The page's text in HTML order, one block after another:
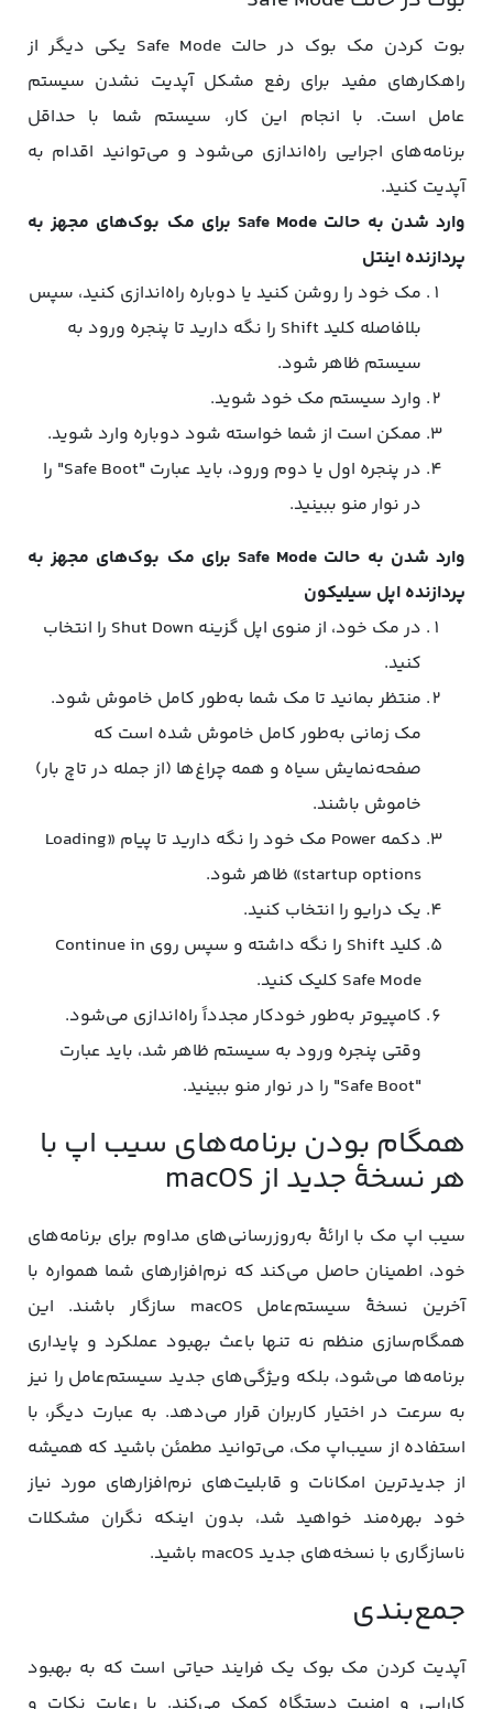
بوت کردن مک بوک در حالت Safe Mode یکی دیگر از
راهکارهای مفید برای رفع مشکل آپدیت نشدن سیستم
عامل است. با انجام این کار، سیستم شما با حداقل
برنامه‌های اجرایی راه‌اندازی می‌شود و می‌توانید اقدام به
آپدیت کنید.
وارد شدن به حالت Safe Mode برای مک بوک‌های مجهز به
پردازنده اینتل
مک خود را روشن کنید یا دوباره راه‌اندازی کنید، سپس
بلافاصله کلید Shift را نگه دارید تا پنجره ورود به
سیستم ظاهر شود.
وارد سیستم مک خود شوید.
ممکن است از شما خواسته شود دوباره وارد شوید.
در پنجره اول یا دوم ورود، باید عبارت "Safe Boot" را
در نوار منو ببینید.
وارد شدن به حالت Safe Mode برای مک بوک‌های مجهز به
پردازنده اپل سیلیکون
در مک خود، از منوی اپل گزینه Shut Down را انتخاب
کنید.
منتظر بمانید تا مک شما به‌طور کامل خاموش شود.
مک زمانی به‌طور کامل خاموش شده است که
صفحه‌نمایش سیاه و همه چراغ‌ها (از جمله در تاچ بار)
خاموش باشند.
دکمه Power مک خود را نگه دارید تا پیام «Loading
startup options» ظاهر شود.
یک درایو را انتخاب کنید.
کلید Shift را نگه داشته و سپس روی Continue in
Safe Mode کلیک کنید.
کامپیوتر به‌طور خودکار مجدداً راه‌اندازی می‌شود.
وقتی پنجره ورود به سیستم ظاهر شد، باید عبارت
"Safe Boot" را در نوار منو ببینید.
همگام بودن برنامه‌های سیب اپ با
هر نسخۀ جدید از macOS
سیب اپ مک با ارائۀ به‌روزرسانی‌های مداوم برای برنامه‌های
خود، اطمینان حاصل می‌کند که نرم‌افزارهای شما همواره با
آخرین نسخۀ سیستم‌عامل macOS سازگار باشند. این
همگام‌سازی منظم نه تنها باعث بهبود عملکرد و پایداری
برنامه‌ها می‌شود، بلکه ویژگی‌های جدید سیستم‌عامل را نیز
به سرعت در اختیار کاربران قرار می‌دهد. به عبارت دیگر، با
استفاده از سیب‌اپ مک، می‌توانید مطمئن باشید که همیشه
از جدیدترین امکانات و قابلیت‌های نرم‌افزارهای مورد نیاز
خود بهره‌مند خواهید شد، بدون اینکه نگران مشکلات
ناسازگاری با نسخه‌های جدید macOS باشید.
جمع‌بندی
آپدیت کردن مک بوک یک فرایند حیاتی است که به بهبود